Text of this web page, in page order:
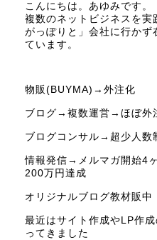
こんにちは。あゆみです。
複数のネットビジネスを実
がっぽりと」会社に行かず
ています。
物販(BUYMA)→外注化
ブログ→複数運営→ほぼ外
ブログコンサル→超少人数
情報発信→メルマガ開始4
200万円達成
オリジナルブログ教材販中
最近はサイト作成やLP作
ってきました